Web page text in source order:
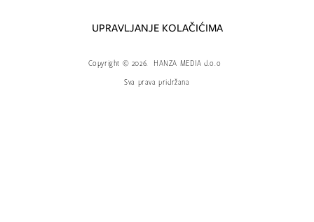
UPRAVLJANJE KOLAČIĆIMA
Copyright © 2026.
HANZA MEDIA d.o.o
Sva prava pridržana